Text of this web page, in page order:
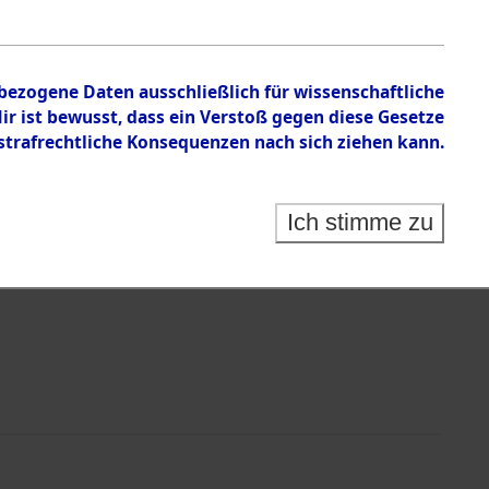
Daten ausschließlich für wissenschaftliche
bewusst, dass ein Verstoß gegen diese Gesetze
Konsequenzen nach sich ziehen kann.
Ich stimme zu